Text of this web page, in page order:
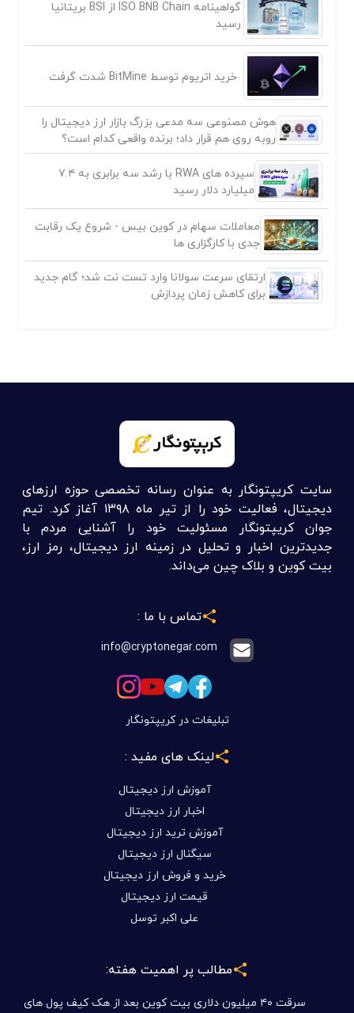
گواهینامه ISO BNB Chain از BSI بریتانیا
رسید
خرید اتریوم توسط BitMine شدت گرفت
هوش مصنوعی سه مدعی بزرگ بازار ارز دیجیتال را
روبه روی هم قرار داد؛ برنده واقعی کدام است؟
سپرده های RWA با رشد سه برابری به ۷.۴
میلیارد دلار رسید
معاملات سهام در کوین بیس - شروع یک رقابت
جدی با کارگزاری ها
ارتقای سرعت سولانا وارد تست نت شد؛ گام جدید
برای کاهش زمان پردازش
سایت کریپتونگار به عنوان رسانه تخصصی حوزه ارزهای
دیجیتال، فعالیت خود را از تیر ماه ۱۳۹۸ آغاز کرد. تیم
جوان کریپتونگار مسئولیت خود را آشنایی مردم با
جدیدترین اخبار و تحلیل در زمینه ارز دیجیتال، رمز ارز،
بیت کوین و بلاک چین می‌داند.
تماس با ما :
info@cryptonegar.com
تبلیغات در کریپتونگار
لینک های مفید :
آموزش ارز دیجیتال
اخبار ارز دیجیتال
آموزش ترید ارز دیجیتال
سیگنال ارز دیجیتال
خرید و فروش ارز دیجیتال
قیمت ارز دیجیتال
علی اکبر توسل
مطالب پر اهمیت هفته:
سرقت ۴۰ میلیون دلاری بیت کوین بعد از هک کیف پول های